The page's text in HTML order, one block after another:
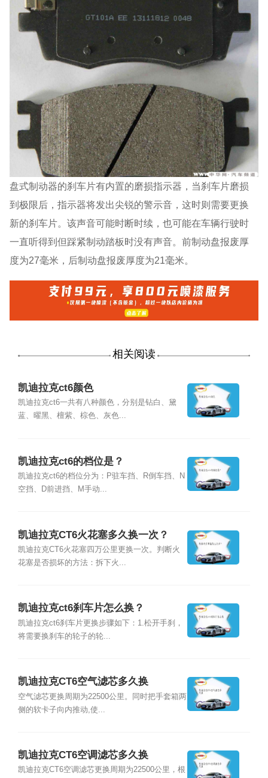
盘式制动器的刹车片有内置的磨损指示器，当刹车片磨损
到极限后，指示器将发出尖锐的警示音，这时则需要更换
新的刹车片。该声音可能时断时续，也可能在车辆行驶时
一直听得到但踩紧制动踏板时没有声音。前制动盘报废厚
度为27毫米，后制动盘报废厚度为21毫米。
相关阅读
凯迪拉克ct6颜色
凯迪拉克ct6一共有八种颜色，分别是钻白、黛
蓝、曜黑、檀紫、棕色、灰色...
凯迪拉克ct6的档位是？
凯迪拉克ct6的档位分为：P驻车挡、R倒车挡、N
空挡、D前进挡、M手动...
凯迪拉克CT6火花塞多久换一次？
凯迪拉克CT6火花塞四万公里更换一次。判断火
花塞是否损坏的方法：拆下火...
凯迪拉克ct6刹车片怎么换？
凯迪拉克ct6刹车片更换步骤如下：1.松开手刹，
将需要换刹车的轮子的轮...
凯迪拉克CT6空气滤芯多久换
空气滤芯更换周期为22500公里。同时把手套箱两
侧的软卡子向内推动,使...
凯迪拉克CT6空调滤芯多久换
凯迪拉克CT6空调滤芯更换周期为22500公里，根